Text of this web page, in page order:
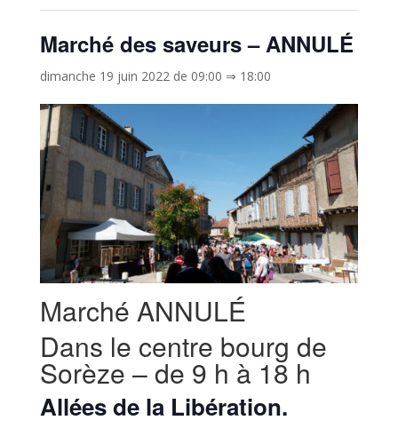
Marché des saveurs – ANNULÉ
dimanche 19 juin 2022 de 09:00 ⇒ 18:00
Marché ANNULÉ
Dans le centre bourg de
Sorèze – de 9 h à 18 h
Allées de la Libération.